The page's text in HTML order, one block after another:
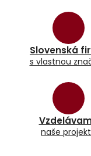
Slovenská
s vlastnou
naše